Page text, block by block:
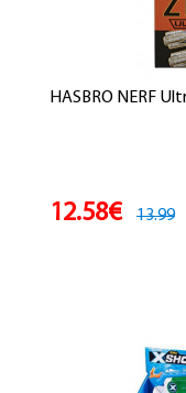
HASBRO NERF
12.58€ 13.99